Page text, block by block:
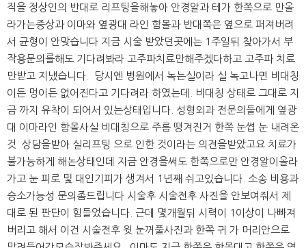
직을 정상인의 반대로 리프팅을해놓아 안경알과 테가 한쪽으로 만올
라가는증상과 이마와 옆광대 라인 함몰과 반대쪽은 옆으로 퍼져버려
서 균형이 안맞습니다 지금 시술 받았던곳에는 1주일뒤 찾아가서 부
작용문의를해도 기다려봐라 고주파치료만해주겠다하고 고주파 치료
만받고 지냈습니다. 당시엔 병원에서 녹는실이라 실 녹고나면 비대칭
이든 멍이든 없어진다고 기다려라 하였는데. 비대칭 상태로 그대로 지
금 까지 유착이 되어서 있는상태입니다. 성형외과 전문의들에게 옆광
대 이마라인 함몰사실 비대칭으로 주름 땡겨진거 한쪽 눈썹 눈 내려온
것 상담을받아 실리프팅 으로 인한 것이라는 의견을받았고요 치료가
불가능하게 해논상태인데 지금 안경을써도 한쪽으로만 안경알이올라
가고 눈 피로 및 대인기피가 생겨서 1년째 쉬고있습니다. 소송 비용과
승소가능성 문의좀드립니다.시술후 시술전후 사진을 안보여줘서 제
대로 된 판단이 힘들었습니다. 근데 몇개월뒤 시력이 1이상이 나빠져
버리고 해서 이건 시술전후 윗 눈꺼풀사진과 한쪽 귀 가 머리안으로